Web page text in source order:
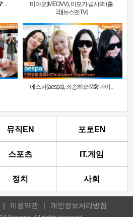
..
미야오(MEOVV), 미모가 넘사벽 (출
국)[뉴스엔TV]
에스파(aespa), 죄송해요🥺🎤마이..
뮤직EN 포토EN
스포츠 IT.게임
정치 사회
| 이용약관 | 개인정보처리방침